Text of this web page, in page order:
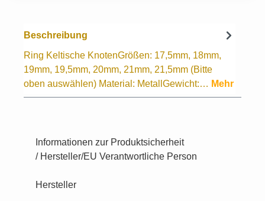
Beschreibung
Ring Keltische KnotenGrößen: 17,5mm, 18mm,
19mm, 19,5mm, 20mm, 21mm, 21,5mm (Bitte
oben auswählen) Material: MetallGewicht:… Mehr
Informationen zur Produktsicherheit
/ Hersteller/EU Verantwortliche Person
Hersteller